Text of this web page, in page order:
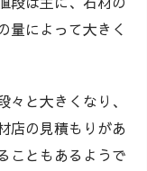
量によって大きく
と大きくなり、
店の見積もりがあ
こともあるようで